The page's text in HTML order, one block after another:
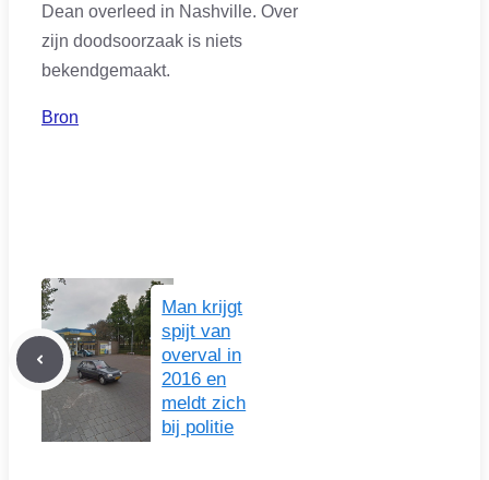
Dean overleed in Nashville. Over
zijn doodsoorzaak is niets
bekendgemaakt.
Bron
Man krijgt
spijt van
overval in
2016 en
meldt zich
bij politie